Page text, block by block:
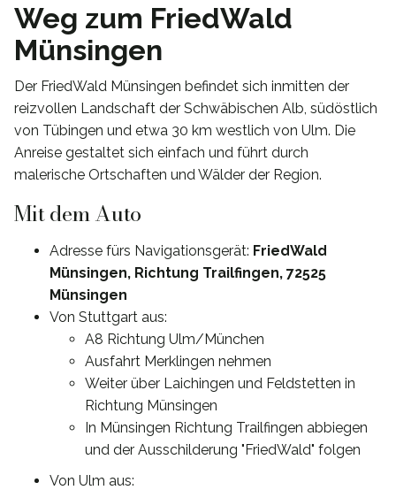
Weg zum FriedWald
Münsingen
Der FriedWald Münsingen befindet sich inmitten der
reizvollen Landschaft der Schwäbischen Alb, südöstlich
von Tübingen und etwa 30 km westlich von Ulm. Die
Anreise gestaltet sich einfach und führt durch
malerische Ortschaften und Wälder der Region.
Mit dem Auto
Adresse fürs Navigationsgerät: FriedWald
Münsingen, Richtung Trailfingen, 72525
Münsingen
Von Stuttgart aus:
A8 Richtung Ulm/München
Ausfahrt Merklingen nehmen
Weiter über Laichingen und Feldstetten in
Richtung Münsingen
In Münsingen Richtung Trailfingen abbiegen
und der Ausschilderung "FriedWald" folgen
Von Ulm aus: